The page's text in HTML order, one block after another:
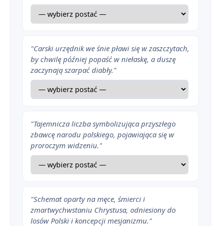
"Carski urzędnik we śnie pławi się w zaszczytach,
by chwilę później popaść w niełaskę, a duszę
zaczynają szarpać diabły."
"Tajemnicza liczba symbolizująca przyszłego
zbawcę narodu polskiego, pojawiająca się w
proroczym widzeniu."
"Schemat oparty na męce, śmierci i
zmartwychwstaniu Chrystusa, odniesiony do
losów Polski i koncepcji mesjanizmu."